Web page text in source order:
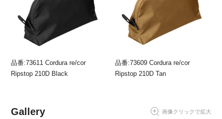
品番:73611 Cordura re/cor
Ripstop 210D Black
品番:73609 Cordura re/cor
Ripstop 210D Tan
Gallery 画像クリックで拡大